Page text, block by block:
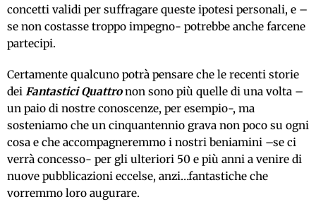
concetti validi per suffragare queste ipotesi personali, e –
se non costasse troppo impegno- potrebbe anche farcene
partecipi.
Certamente qualcuno potrà pensare che le recenti storie
dei Fantastici Quattronon sono più quelle di una volta –
un paio di nostre conoscenze, per esempio-, ma
sosteniamo che un cinquantennio grava non poco su ogni
cosa e che accompagneremmo i nostri beniamini –se ci
verrà concesso- per gli ulteriori 50 e più anni a venire di
nuove pubblicazioni eccelse, anzi…fantastiche che
vorremmo loro augurare.